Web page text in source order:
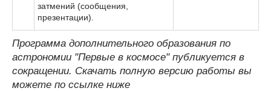
затмений (сообщения,
презентации).
Программа дополнительного образования по
астрономии "Первые в космосе" публикуется в
сокращении. Скачать полную версию работы вы
можете по ссылке ниже